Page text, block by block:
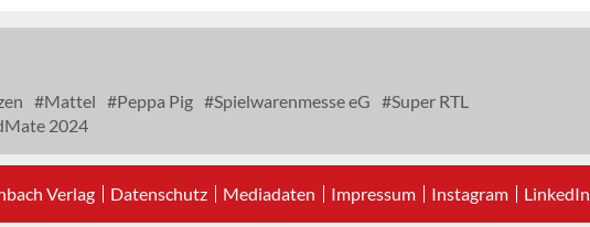
Mattel Peppa Pig Spielwarenmesse eG
Super RTL
2024
Verlag Datenschutz Mediadaten Impressum Instagram LinkedIn